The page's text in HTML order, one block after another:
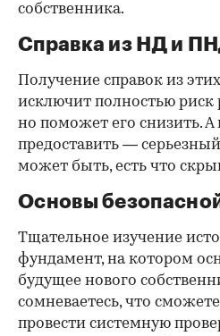
собственника.
Справка из НД и
Получение справок из
исключит полностью риск
но поможет его снизить. А
предоставить —
может быть, есть что
Основы
Тщательное изучение
фундамент, на котором
будущее нового
сомневаетесь, что
провести системную